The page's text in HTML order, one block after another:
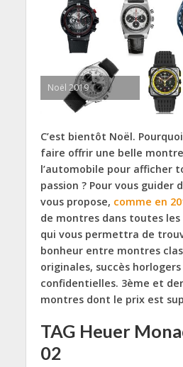
Noël 2019
C’est bientôt Noël.
faire offrir une belle
l’automobile pour afficher
passion ? Pour vous guider
vous propose, comme en
de montres dans toutes
qui vous permettra de
bonheur entre montres
originales, succès
confidentielles. 3ème et
montres dont le prix est
TAG Heuer
02